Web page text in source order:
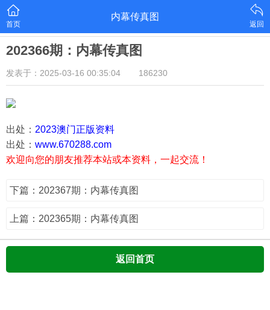
首页
内幕传真图
返回
202366期：内幕传真图
发表于：2025-03-16 00:35:04 186230
出处： 2023澳门正版资料
出处： www.670288.com
欢迎向您的朋友推荐本站或本资料，一起交流！
下篇：202367期：内幕传真图
上篇：202365期：内幕传真图
返回首页